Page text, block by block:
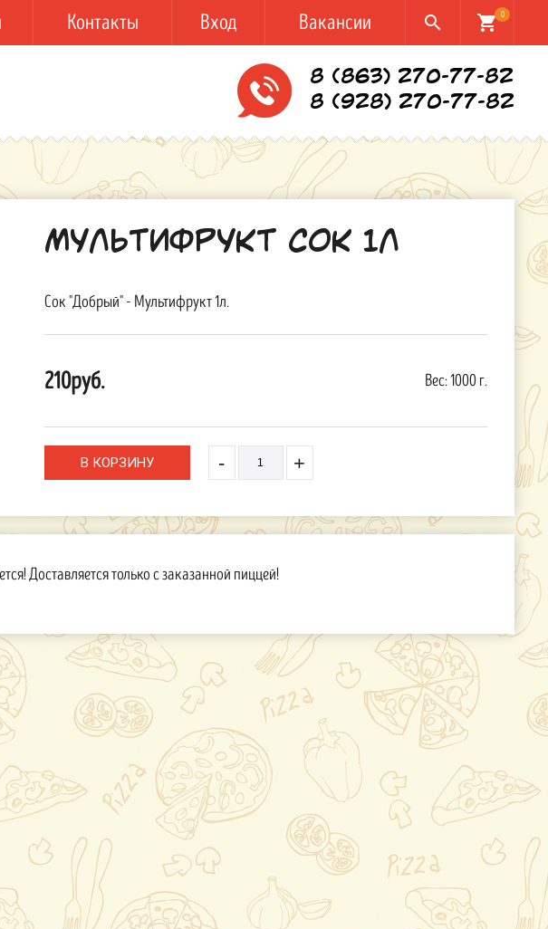
Контакты Вход Вакансии shopping_cart 0
search
8 (863) 270-77-82
8 (928) 270-77-82
Мультифрукт Сок 1л
Сок "Добрый" - Мультифрукт 1л.
210руб. Вес:1000 г.
- +
Доставляется только с заказанной пиццей!